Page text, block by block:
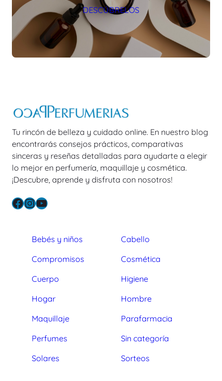
DESCÚBRELOS
Tu rincón de belleza y cuidado online. En nuestro blog
encontrarás consejos prácticos, comparativas
sinceras y reseñas detalladas para ayudarte a elegir
lo mejor en perfumería, maquillaje y cosmética.
¡Descubre, aprende y disfruta con nosotros!
Facebook InstagramYouTube
Bebés y niños
Cabello
Compromisos
Cosmética
Cuerpo
Higiene
Hogar
Hombre
Maquillaje
Parafarmacia
Perfumes
Sin categoría
Solares
Sorteos